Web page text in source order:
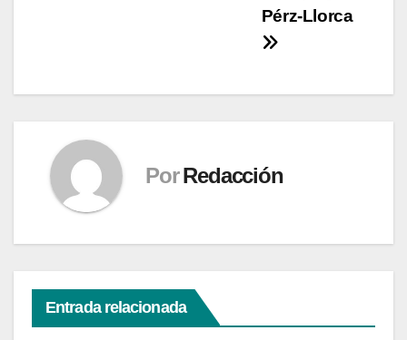
Pérz-Llorca
Por Redacción
Entrada relacionada